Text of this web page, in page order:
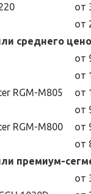
от
от
среднего
от
от
RGM-M805
от
от
RGM-M800
от
от
премиум-
от